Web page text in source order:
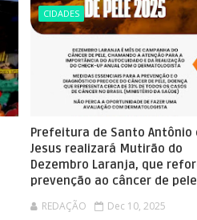
CIDADES
Prefeitura de Santo Antônio
Jesus realizará Mutirão do
Dezembro Laranja, que
prevenção ao câncer de pele
REDAÇÃO Dec 10, 2025